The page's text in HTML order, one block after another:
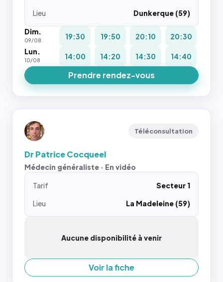
Lieu
Dunkerque (59)
Dim.
09/08 19:30 19:50 20:10
20:30
Lun.
10/08 14:00 14:20 14:30 14:40
Prendre rendez-vous
Téléconsultation
Dr Patrice Cocqueel
Médecin généraliste · En vidéo
Tarif
Secteur 1
Lieu
La Madeleine (59)
Aucune disponibilité à venir
Voir la fiche